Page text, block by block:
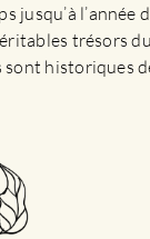
sur
la
page
jusqu’à
trésors
sont historiques